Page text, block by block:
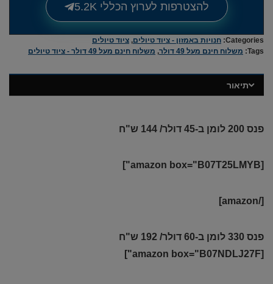
להצטרפות לערוץ הכללי 5.2K
Categories: חנויות באמזון - ציוד טיולים, ציוד טיולים
Tags: משלוח חינם מעל 49 דולר , משלוח חינם מעל 49 דולר - ציוד טיולים
תיאור
פנס 200 לומן ב-45 דולר/ 144 ש"ח
[amazon box="B07T25LMYB"]
[/amazon]
פנס 330 לומן ב-60 דולר/ 192 ש"ח
[amazon box="B07NDLJ27F"]